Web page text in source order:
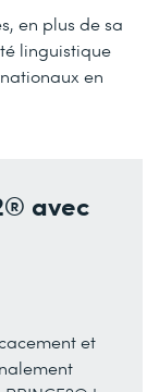
en plus de sa
linguistique
en
avec
et